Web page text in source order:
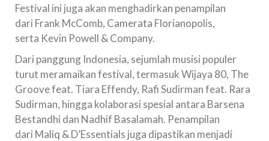
Festival ini juga akan menghadirkan penampilan
dari Frank McComb, Camerata Florianopolis,
serta Kevin Powell & Company.
Dari panggung Indonesia, sejumlah musisi populer
turut meramaikan festival, termasuk Wijaya 80, The
Groove feat. Tiara Effendy, Rafi Sudirman feat. Rara
Sudirman, hingga kolaborasi spesial antara Barsena
Bestandhi dan Nadhif Basalamah. Penampilan
dari Maliq & D’Essentials juga dipastikan menjadi